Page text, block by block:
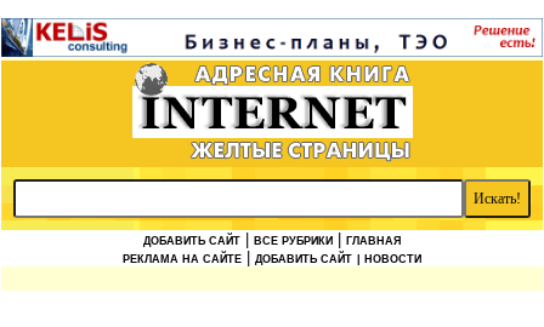
ДОБАВИТЬ САЙТ ВСЕ РУБРИКИ
ГЛАВНАЯ
РЕКЛАМА НА САЙТЕ
ДОБАВИТЬ САЙТ | НОВОСТИ